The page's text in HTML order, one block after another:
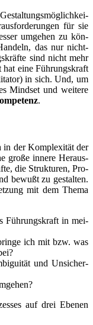
für sie
umge­hen zu kön­
das nur nicht-
sind nicht mehr
hat eine Füh­rungs­kraft
in sich. Und, um
Mind­set und wei­te­re
.
in der Kom­ple­xi­tät der
gro­ße inne­re Her­aus­
die Struk­tu­ren, Pro­
bewußt zu gestal­ten.
mit dem The­ma
Füh­rungs­kraft in mei­
ich mit bzw. was
und Unsi­cher­
auf drei Ebe­nen